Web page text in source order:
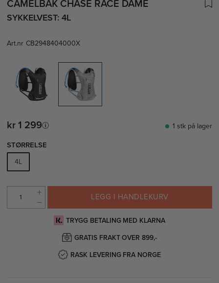
CAMELBAK CHASE RACE DAME
SYKKELVEST: 4L
Art.nr CB2948404000X
kr 1 299 1 stk på lager
STØRRELSE
4L
LEGG I HANDLEKURV
TRYGG BETALING MED KLARNA
GRATIS FRAKT OVER 899,-
RASK LEVERING FRA NORGE